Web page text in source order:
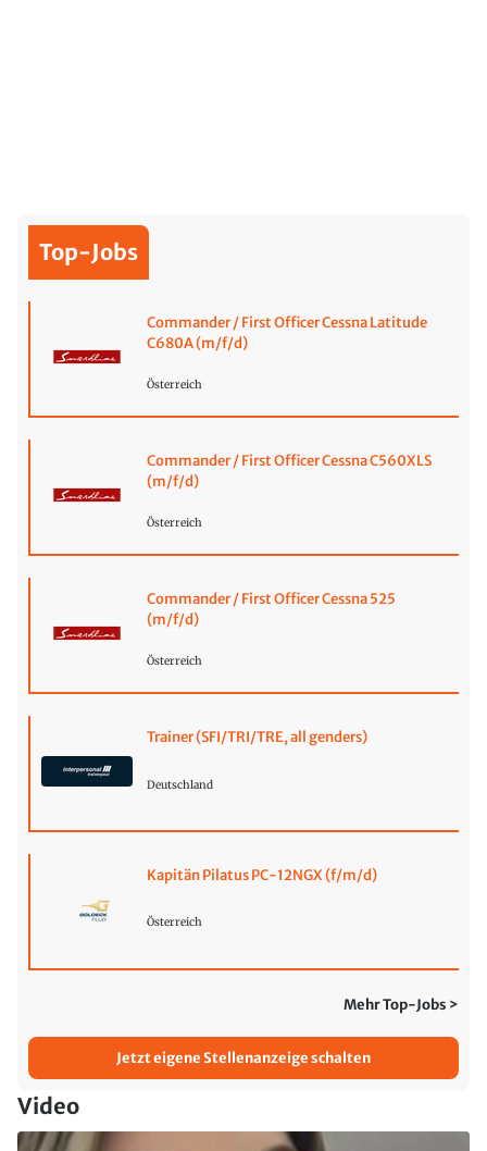
Top-Jobs
Commander / First Officer Cessna Latitude
C680A (m/f/d)
Österreich
Commander / First Officer Cessna C560XLS
(m/f/d)
Österreich
Commander / First Officer Cessna 525
(m/f/d)
Österreich
Trainer (SFI/TRI/TRE, all genders)
Deutschland
Kapitän Pilatus PC-12NGX (f/m/d)
Österreich
Mehr Top-Jobs >
Jetzt eigene Stellenanzeige schalten
Video